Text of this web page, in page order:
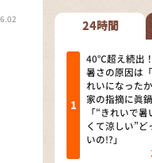
相席食
これ余
～人
～ や
探偵！
24時間
40℃超え続出
暑さの原因は
れいになった
家の指摘に眞
「“きれいで
くて涼しい”ど
いの!?」